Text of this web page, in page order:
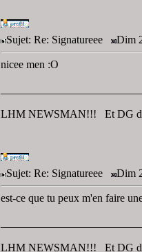
Sujet: Re: Signatureee Dim
nicee men :O
LHM NEWSMAN!!! Et DG
Sujet: Re: Signatureee Dim
est-ce que tu peux m'en faire
LHM NEWSMAN!!! Et DG